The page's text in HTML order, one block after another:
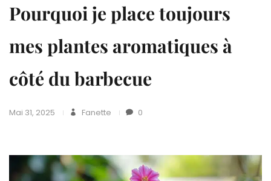
Pourquoi je place toujours
mes plantes aromatiques à
côté du barbecue
Mai 31, 2025 Fanette 0